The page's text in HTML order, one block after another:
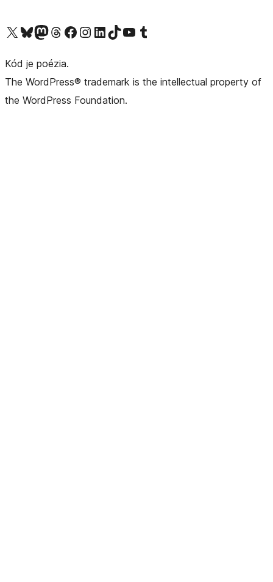
Navštívte náš účet na X (predtým Twitter)
Navštívte náš účet na platforme Bluesky
Navštívte náš účet na Mastodone
Navštívte náš účet na platforme Threads
Navštívte našu stránku na Facebooku
Navštívte náš účet Instagram
Navštívte náš účet LinkedIn
Navštívte náš účet na platforme TikTok
Navštívte náš kanál YouTube
Navštívte náš účet na platforme Tumblr
Kód je poézia.
The WordPress® trademark is the intellectual property of
the WordPress Foundation.